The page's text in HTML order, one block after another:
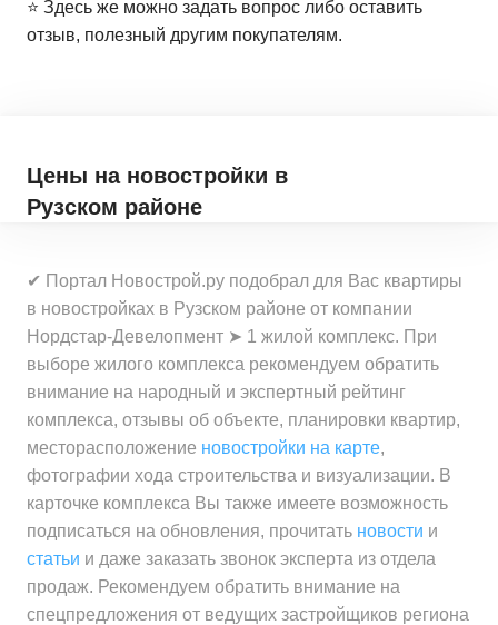
⭐️ Здесь же можно задать вопрос либо оставить
отзыв, полезный другим покупателям.
Цены на новостройки в
Рузском районе
✔ Портал Новострой.ру подобрал для Вас квартиры
в новостройках в Рузском районе от компании
Нордстар-Девелопмент ➤ 1 жилой комплекс. При
выборе жилого комплекса рекомендуем обратить
внимание на народный и экспертный рейтинг
комплекса, отзывы об объекте, планировки квартир,
месторасположение новостройки на карте,
фотографии хода строительства и визуализации. В
карточке комплекса Вы также имеете возможность
подписаться на обновления, прочитать новости и
статьи и даже заказать звонок эксперта из отдела
продаж. Рекомендуем обратить внимание на
спецпредложения от ведущих застройщиков региона